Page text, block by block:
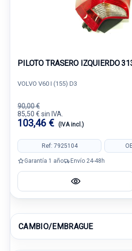
PILOTO TRASERO IZQUIERDO
VOLVO V60 I (155) D3
90,00 €
85,50 € sin IVA.
103,46 € (IVA incl.)
Ref: 7925104
Garantía 1 año Envío 24-48h
CAMBIO/EMBRAGUE